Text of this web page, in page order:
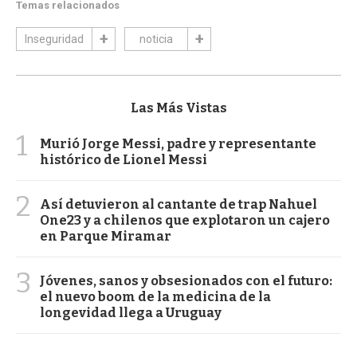
Temas relacionados
Inseguridad noticia
Las Más Vistas
1
Murió Jorge Messi, padre y representante
histórico de Lionel Messi
2
Así detuvieron al cantante de trap Nahuel
One23 y a chilenos que explotaron un cajero
en Parque Miramar
3
Jóvenes, sanos y obsesionados con el futuro:
el nuevo boom de la medicina de la
longevidad llega a Uruguay